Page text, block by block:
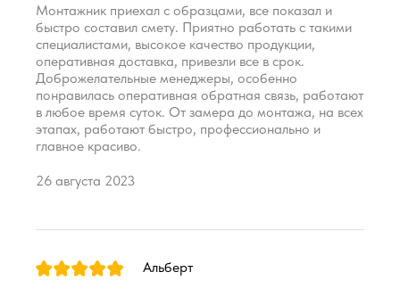
Монтажник приехал с образцами, все показал и
быстро составил смету. Приятно работать с такими
специалистами, высокое качество продукции,
оперативная доставка, привезли все в срок.
Доброжелательные менеджеры, особенно
понравилась оперативная обратная связь, работают
в любое время суток. От замера до монтажа, на всех
этапах, работают быстро, профессионально и
главное красиво.
26 августа 2023
Альберт